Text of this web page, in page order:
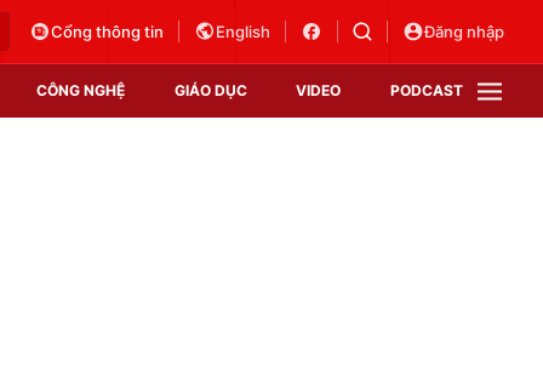
Cổng thông tin English Đăng nhập
CÔNG NGHỆ GIÁO DỤC VIDEO PODCAST